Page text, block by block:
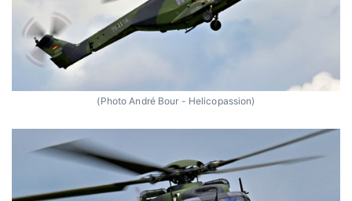
(Photo André Bour - Helicopassion)